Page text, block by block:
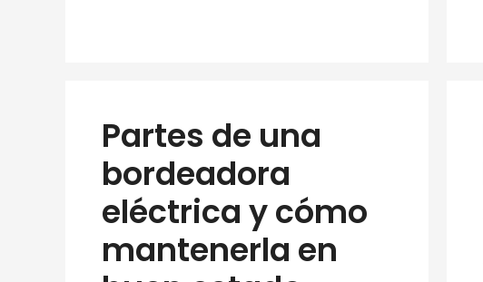
Partes de una
bordeadora
eléctrica y cómo
mantenerla en